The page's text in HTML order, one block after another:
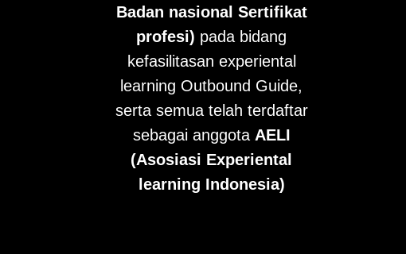
Badan nasional Sertifikat
profesi) pada bidang
kefasilitasan experiental
learning Outbound Guide,
serta semua telah terdaftar
sebagai anggota AELI
(Asosiasi Experiental
learning Indonesia)